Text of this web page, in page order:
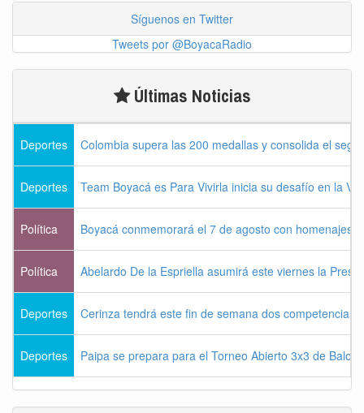
Síguenos en Twitter
Tweets por @BoyacaRadio
Últimas Noticias
Deportes Colombia supera las 200 medallas y consolida el
Deportes Team Boyacá es Para Vivirla inicia su desafío en la
Política Boyacá conmemorará el 7 de agosto con homenajes
Política Abelardo De la Espriella asumirá este viernes la
Deportes Cerinza tendrá este fin de semana dos competencias
Deportes Paipa se prepara para el Torneo Abierto 3x3 de